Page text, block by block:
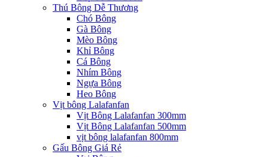
Thú Bông Dễ Thương
Chó Bông
Gà Bông
Mèo Bông
Khỉ Bông
Cá Bông
Nhím Bông
Ngựa Bông
Heo Bông
Vịt bông Lalafanfan
Vịt Bông Lalafanfan 300mm
Vịt Bông Lalafanfan 500mm
vịt bông lalafanfan 800mm
Gấu Bông Giá Rẻ